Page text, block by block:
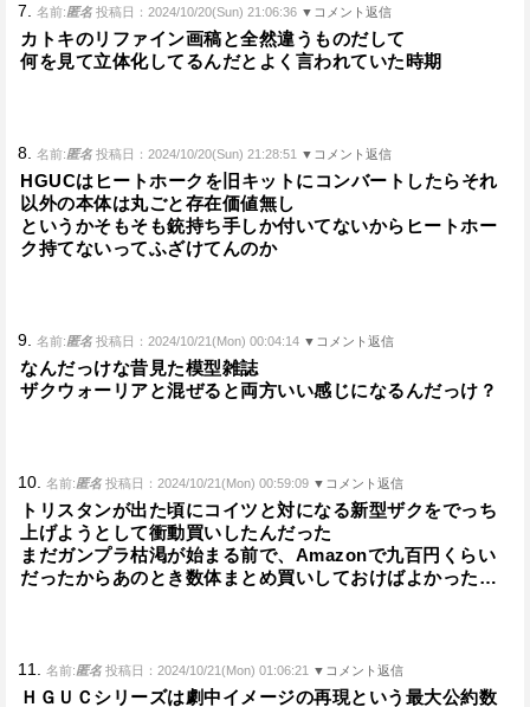
7. 名前:匿名 投稿日：2024/10/20(Sun) 21:06:36 ▼コメント返信
カトキのリファイン画稿と全然違うものだして
何を見て立体化してるんだとよく言われていた時期
8. 名前:匿名 投稿日：2024/10/20(Sun) 21:28:51 ▼コメント返信
HGUCはヒートホークを旧キットにコンバートしたらそれ
以外の本体は丸ごと存在価値無し
というかそもそも銃持ち手しか付いてないからヒートホー
ク持てないってふざけてんのか
9. 名前:匿名 投稿日：2024/10/21(Mon) 00:04:14 ▼コメント返信
なんだっけな昔見た模型雑誌
ザクウォーリアと混ぜると両方いい感じになるんだっけ？
10. 名前:匿名 投稿日：2024/10/21(Mon) 00:59:09 ▼コメント返信
トリスタンが出た頃にコイツと対になる新型ザクをでっち
上げようとして衝動買いしたんだった
まだガンプラ枯渇が始まる前で、Amazonで九百円くらい
だったからあのとき数体まとめ買いしておけばよかった…
11. 名前:匿名 投稿日：2024/10/21(Mon) 01:06:21 ▼コメント返信
ＨＧＵＣシリーズは劇中イメージの再現という最大公約数